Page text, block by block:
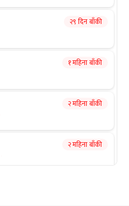
२९ दिन बाँकी
१ महिना बाँकी
२ महिना बाँकी
२ महिना बाँकी